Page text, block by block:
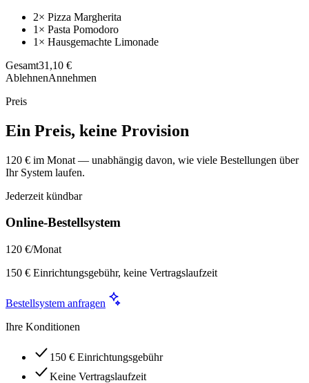
2× Pizza Margherita
1× Pasta Pomodoro
1× Hausgemachte Limonade
Gesamt31,10 €
AblehnenAnnehmen
Preis
Ein Preis, keine Provision
120 € im Monat — unabhängig davon, wie viele Bestellungen über
Ihr System laufen.
Jederzeit kündbar
Online-Bestellsystem
120 €/Monat
150 € Einrichtungsgebühr, keine Vertragslaufzeit
Bestellsystem anfragen
Ihre Konditionen
150 € Einrichtungsgebühr
Keine Vertragslaufzeit